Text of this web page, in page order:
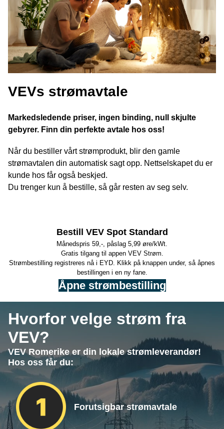
VEVs strømavtale
Markedsledende priser, ingen binding, null skjulte
gebyrer. Finn din perfekte avtale hos oss!
Når du bestiller vårt strømprodukt, blir den gamle
strømavtalen din automatisk sagt opp. Nettselskapet du er
kunde hos får også beskjed.
Du trenger kun å bestille, så går resten av seg selv.
Bestill VEV Spot Standard
Månedspris 59,-, påslag 5,99 øre/kWt.
Gratis tilgang til appen VEV Strøm.
Strømbestilling registreres nå i EYD. Klikk på knappen under, så åpnes
bestillingen i en ny fane.
Åpne strømbestilling
Hvorfor velge strøm fra
VEV?
VEV Romerike er din lokale strømleverandør!
Hos oss får du:
Forutsigbar strømavtale